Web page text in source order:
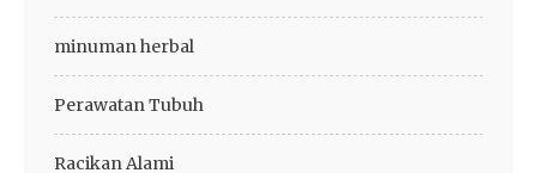
minuman herbal
Perawatan Tubuh
Racikan Alami